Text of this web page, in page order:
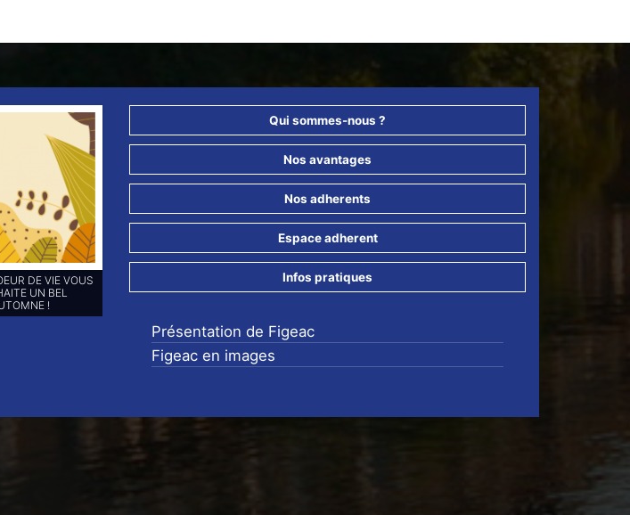
DE VIE VOUS
UN BEL
!
Qui sommes-nous ?
Nos avantages
Nos adherents
Espace adherent
Infos pratiques
Présentation de Figeac
Figeac en images